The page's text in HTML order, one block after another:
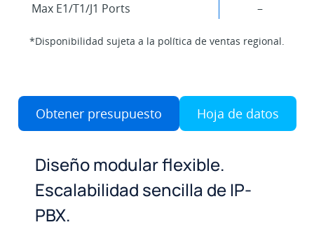
Max E1/T1/J1 Ports –
*Disponibilidad sujeta a la política de ventas regional.
Obtener presupuesto Hoja de datos
Diseño modular flexible.
Escalabilidad sencilla de IP-
PBX.